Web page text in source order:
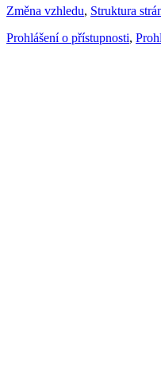
Změna vzhledu, Struktura
Prohlášení o přístupnosti,